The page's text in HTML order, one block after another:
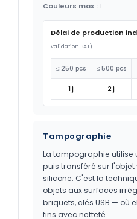
Couleurs max : 1
Délai de production
validation BAT)
≤ 250 pcs ≤ 500 pcs
1 j 2 j
Tampographie
La tampographie utilise
puis transféré sur
silicone. C'est la
objets aux surfaces
briquets, clés USB — où
fins avec netteté.